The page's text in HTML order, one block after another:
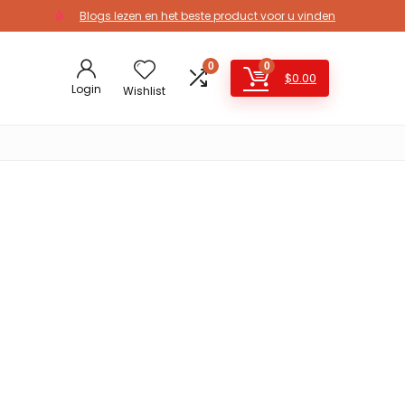
Blogs lezen en het beste product voor u vinden
Login Wishlist
0 0
$0.00